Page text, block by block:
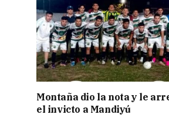
Montaña dio la nota y le
el invicto a Mandiyú